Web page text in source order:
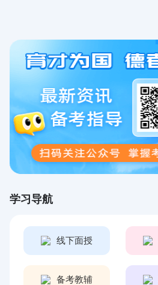
学习导航
线下面授
备考教辅